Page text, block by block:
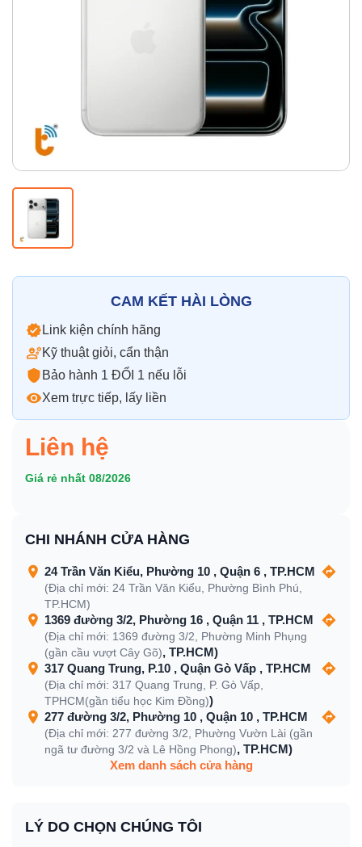
Pin Samsumg Pin Oppo
CAM KẾT HÀI LÒNG
Link kiện chính hãng
Kỹ thuật giỏi, cẩn thận
Bảo hành 1 ĐỔI 1 nếu lỗi
Xem trực tiếp, lấy liền
Liên hệ
Giá rẻ nhất 08/2026
CHI NHÁNH CỬA HÀNG
24 Trần Văn Kiểu, Phường 10 , Quận 6 , TP.HCM
(Địa chỉ mới: 24 Trần Văn Kiểu, Phường Bình Phú,
TP.HCM)
1369 đường 3/2, Phường 16 , Quận 11 , TP.HCM
(Địa chỉ mới: 1369 đường 3/2, Phường Minh Phụng
(gần cầu vượt Cây Gõ), TP.HCM)
317 Quang Trung, P.10 , Quận Gò Vấp , TP.HCM
(Địa chỉ mới: 317 Quang Trung, P. Gò Vấp,
TPHCM(gần tiểu học Kim Đồng))
277 đường 3/2, Phường 10 , Quận 10 , TP.HCM
(Địa chỉ mới: 277 đường 3/2, Phường Vườn Lài (gần
ngã tư đường 3/2 và Lê Hồng Phong), TP.HCM)
Xem danh sách cửa hàng
LÝ DO CHỌN CHÚNG TÔI